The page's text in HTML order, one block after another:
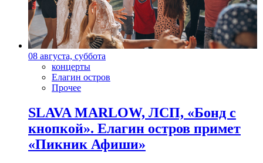
08 августа, суббота
концерты
Елагин остров
Прочее
SLAVA MARLOW, ЛСП, «Бонд с
кнопкой». Елагин остров примет
«Пикник Афиши»